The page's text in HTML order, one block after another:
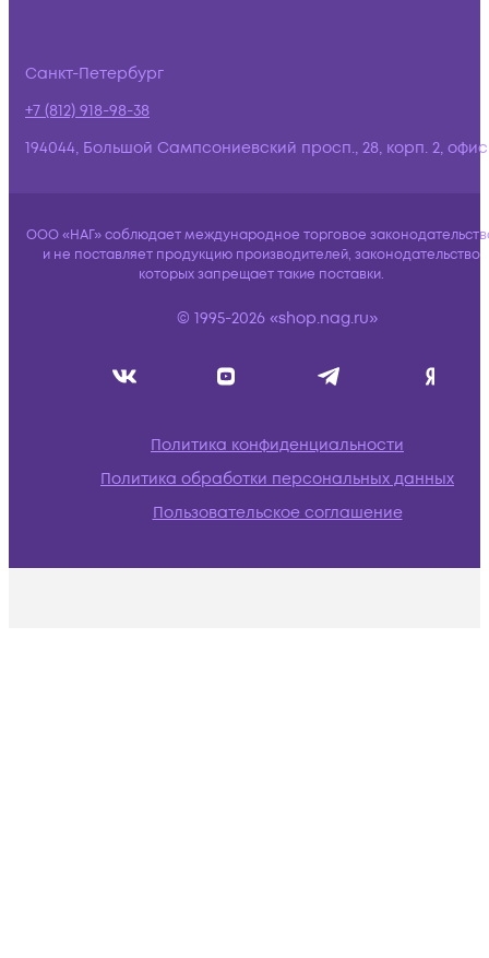
Санкт-Петербург
+7 (812) 918-98-38
194044, Большой Сампсониевский просп., 28, корп. 2,
ООО «НАГ» соблюдает международное торговое
и не поставляет продукцию производителей, законодательство
которых запрещает такие поставки.
© 1995-2026 «shop.nag.ru»
Политика конфиденциальности
Политика обработки персональных данных
Пользовательское соглашение